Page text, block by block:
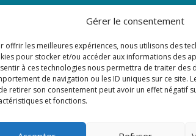
Gérer le consentement
offrir les meilleures expériences, nous utilisons des
pour stocker et/ou accéder aux informations des
à ces technologies nous permettra de traiter des
de navigation ou les ID uniques sur ce site.
retirer son consentement peut avoir un effet négatif
et fonctions.
Péniche …
facebook